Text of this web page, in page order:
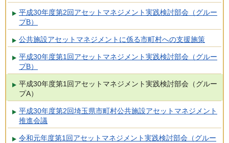
平成30年度第2回アセットマネジメント実践検討部会（グルー
プB）
公共施設アセットマネジメントに係る市町村への支援施策
平成30年度第1回アセットマネジメント実践検討部会（グルー
プB）
平成30年度第1回アセットマネジメント実践検討部会（グルー
プA）
平成30年度第2回埼玉県市町村公共施設アセットマネジメント
推進会議
令和元年度第1回アセットマネジメント実践検討部会（グルー